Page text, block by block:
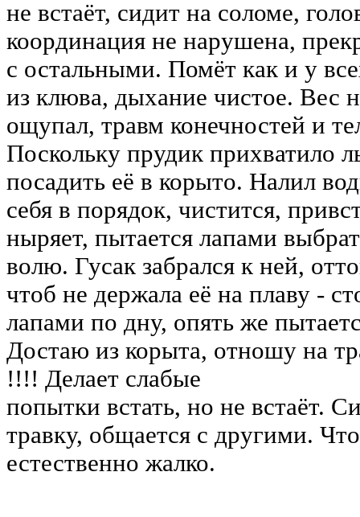
не встаёт, сидит на соломе,
координация не нарушена,
с остальными. Помёт как и у
из клюва, дыхание чистое. Вес
ощупал, травм конечностей и
Поскольку прудик прихватило
посадить её в корыто. Налил
себя в порядок, чистится,
ныряет, пытается лапами
волю. Гусак забрался к ней,
чтоб не держала её на плаву -
лапами по дну, опять же
Достаю из корыта, отношу на
!!!! Делает слабые
попытки встать, но не встаёт.
травку, общается с другими.
естественно жалко.